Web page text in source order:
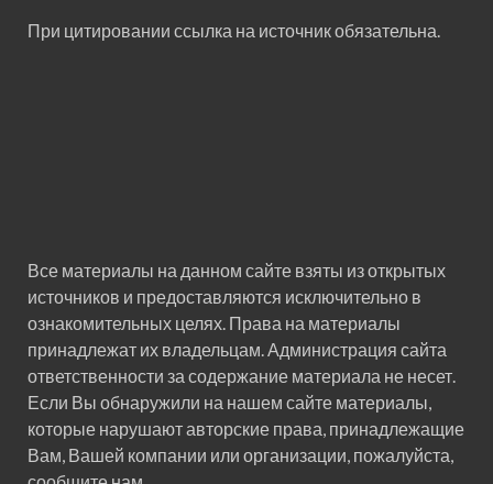
При цитировании ссылка на источник обязательна.
Все материалы на данном сайте взяты из открытых
источников и предоставляются исключительно в
ознакомительных целях. Права на материалы
принадлежат их владельцам. Администрация сайта
ответственности за содержание материала не несет.
Если Вы обнаружили на нашем сайте материалы,
которые нарушают авторские права, принадлежащие
Вам, Вашей компании или организации, пожалуйста,